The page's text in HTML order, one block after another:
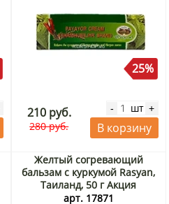
25%
210 руб.
280 руб.
- шт +
В корзину
Желтый согревающий
бальзам с куркумой Rasyan,
Таиланд, 50 г Акция
арт. 17871